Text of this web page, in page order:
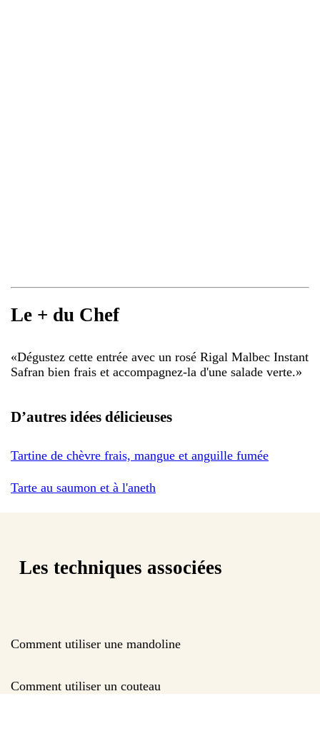
Le + du Chef
«Dégustez cette entrée avec un rosé Rigal Malbec Instant
Safran bien frais et accompagnez-la d'une salade verte.»
D’autres idées délicieuses
Tartine de chèvre frais, mangue et anguille fumée
Tarte au saumon et à l'aneth
Les techniques associées
Comment utiliser une mandoline
Comment utiliser un couteau